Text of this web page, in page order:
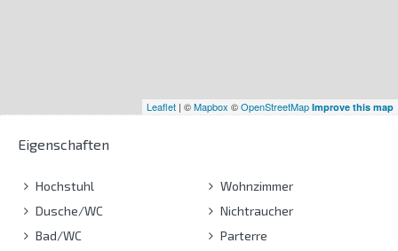
Leaflet | ©Mapbox ©OpenStreetMap Improve this map
Eigenschaften
Hochstuhl
Dusche/WC
Bad/WC
Wohnzimmer
Nichtraucher
Parterre